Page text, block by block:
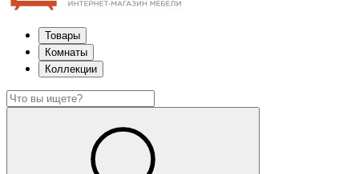
Товары
Комнаты
Коллекции